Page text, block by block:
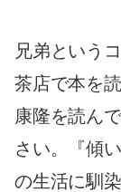
兄弟という
茶店で本を
康隆を読ん
さい。『傾
の生活に馴